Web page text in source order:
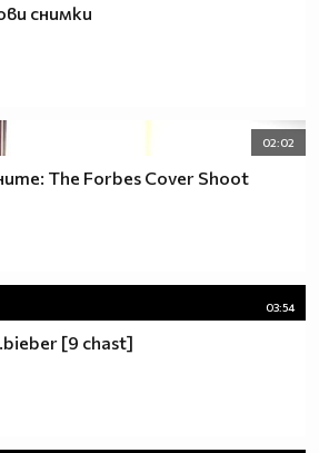
снимки
02:02
The Forbes Cover Shoot
03:54
[9 chast]